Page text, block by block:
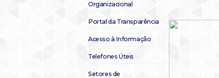
Organizacional
Portal da Transparência
Acesso à Informação
Telefones Úteis
Setores de